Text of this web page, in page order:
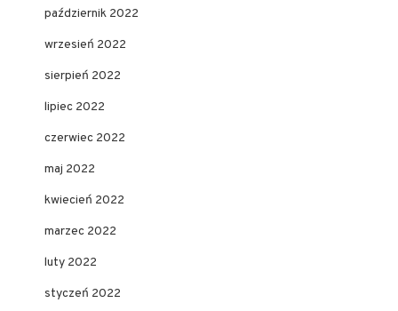
październik 2022
wrzesień 2022
sierpień 2022
lipiec 2022
czerwiec 2022
maj 2022
kwiecień 2022
marzec 2022
luty 2022
styczeń 2022